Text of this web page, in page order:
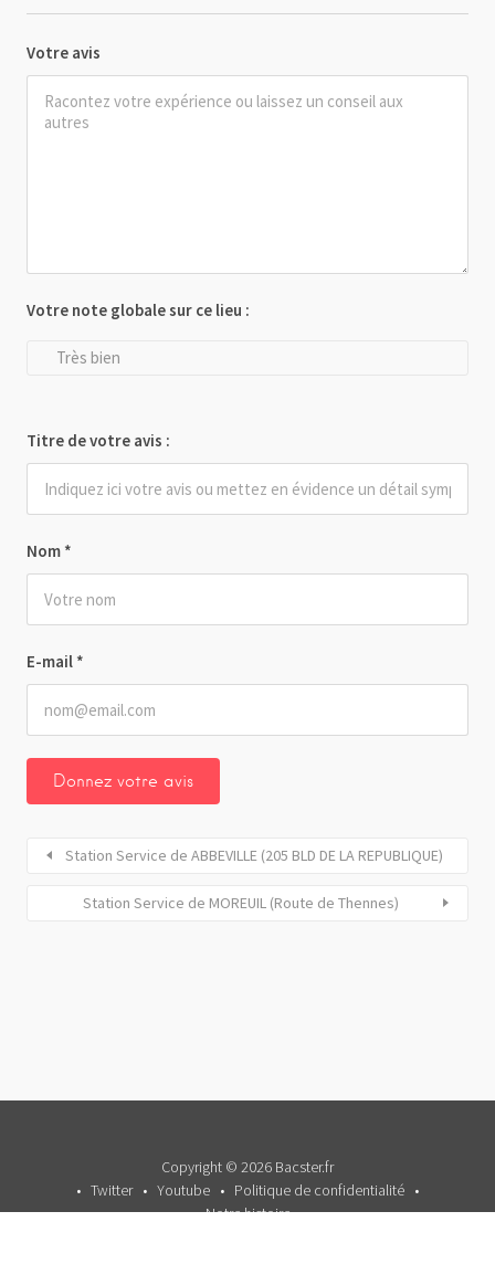
Votre avis
Nom *
E-mail *
Votre note globale sur ce lieu :
Très bien
Titre de votre avis :
Station Service de ABBEVILLE (205 BLD DE LA REPUBLIQUE)
Station Service de MOREUIL (Route de Thennes)
Copyright © 2026 Bacster.fr
Twitter
Youtube
Politique de confidentialité
Notre histoire